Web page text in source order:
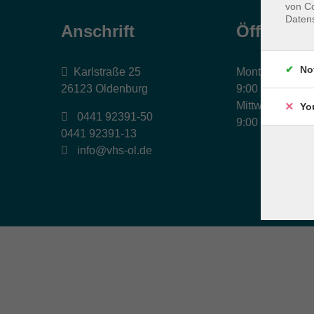
Anschrift
Karlstraße 25
26123 Oldenburg
0441 92391-50
0441 92391-13
info@vhs-ol.de
Montag,
9:00 bis 17:00
Mittwoch und
9:00 bis 12:30
von